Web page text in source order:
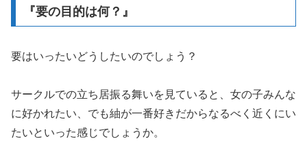
『要の目的は何？』
要はいったいどうしたいのでしょう？
サークルでの立ち居振る舞いを見ていると、女の子みんな
に好かれたい、でも紬が一番好きだからなるべく近くにい
たいといった感じでしょうか。